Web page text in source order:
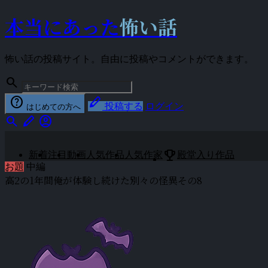
本当にあった怖い話
怖い話の投稿サイト。自由に投稿やコメントができます。
search
help はじめての方へ stylus 投稿する ログイン
search stylus account_circle
新着 注目 動画 人気作品 人気作家 emoji_events 殿堂入り作品
お題 中編
高2の1年間俺が体験し続けた別々の怪異その8